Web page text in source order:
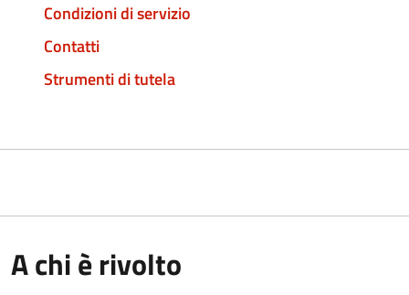
Condizioni di servizio
Contatti
Strumenti di tutela
A chi è rivolto